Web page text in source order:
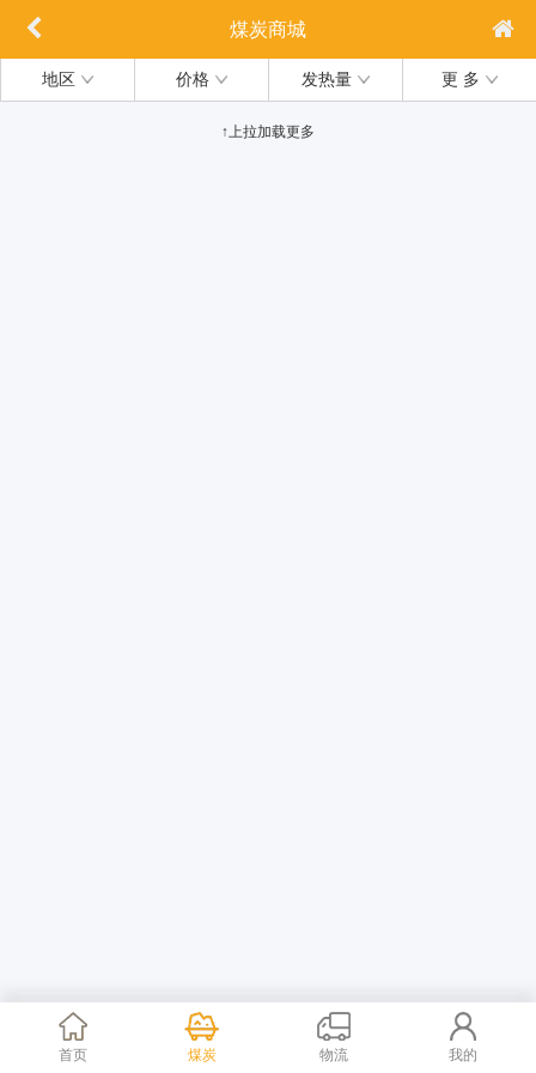
煤炭商城
地区 价格 发热量 更 多
↑上拉加载更多
首页 煤炭 物流 我的